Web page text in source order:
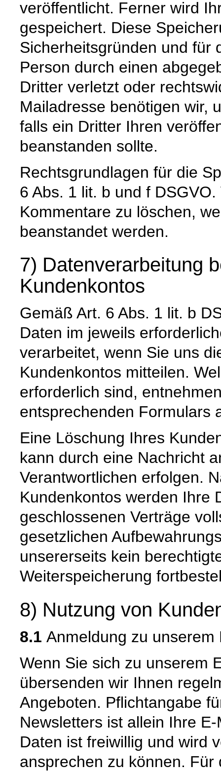
veröffentlicht. Ferner wird
gespeichert. Diese
Sicherheitsgründen und für
Person durch einen
Dritter verletzt oder
Mailadresse benötigen wir,
falls ein Dritter Ihren
beanstanden sollte.
Rechtsgrundlagen für die
6 Abs. 1 lit. b und f
Kommentare zu löschen,
beanstandet werden.
7) Datenverarbeitung
Kundenkontos
Gemäß Art. 6 Abs. 1 lit. b
Daten im jeweils
verarbeitet, wenn Sie uns
Kundenkontos mitteilen.
erforderlich sind,
entsprechenden Formulars
Eine Löschung Ihres
kann durch eine Nachricht
Verantwortlichen erfolgen.
Kundenkontos werden Ihre
geschlossenen Verträge
gesetzlichen
unsererseits kein
Weiterspeicherung
8) Nutzung von
8.1 Anmeldung zu unserem
Wenn Sie sich zu unserem
übersenden wir Ihnen
Angeboten. Pflichtangabe
Newsletters ist allein Ihre
Daten ist freiwillig und wird
ansprechen zu können. Für